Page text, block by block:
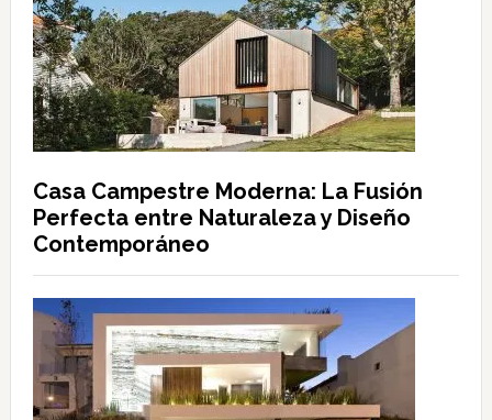
Casa Campestre Moderna: La Fusión
Perfecta entre Naturaleza y Diseño
Contemporáneo